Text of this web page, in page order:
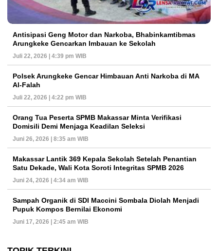
Antisipasi Geng Motor dan Narkoba, Bhabinkamtibmas
Arungkeke Gencarkan Imbauan ke Sekolah
Juli 22, 2026 | 4:39 pm WIB
Polsek Arungkeke Gencar Himbauan Anti Narkoba di MA
Al-Falah
Juli 22, 2026 | 4:22 pm WIB
Orang Tua Peserta SPMB Makassar Minta Verifikasi
Domisili Demi Menjaga Keadilan Seleksi
Juni 26, 2026 | 8:35 am WIB
Makassar Lantik 369 Kepala Sekolah Setelah Penantian
Satu Dekade, Wali Kota Soroti Integritas SPMB 2026
Juni 24, 2026 | 4:34 am WIB
Sampah Organik di SDI Maccini Sombala Diolah Menjadi
Pupuk Kompos Bernilai Ekonomi
Juni 17, 2026 | 2:45 am WIB